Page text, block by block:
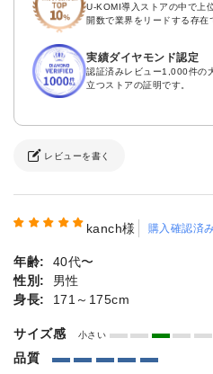
U-KOMI導入ストアの中で上
開数で業界をリードする存在
実績ダイヤモンド認定
認証済みレビュー1,000件の
立つストアの証明です。
レビューを書く
kanch様 購入確認済
年齢:
40代〜
性別:
男性
身長:
171～175cm
サイズ感 小さい
品質